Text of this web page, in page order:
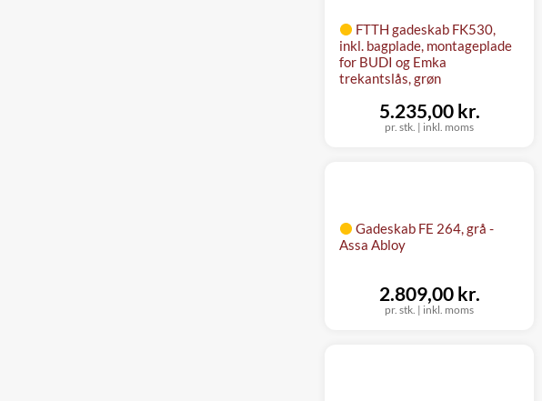
FTTH gadeskab FK530,
inkl. bagplade, montageplade
for BUDI og Emka
trekantslås, grøn
pr. stk. | inkl. moms
5.235,00 kr.
Gadeskab FE 264, grå -
Assa Abloy
pr. stk. | inkl. moms
2.809,00 kr.